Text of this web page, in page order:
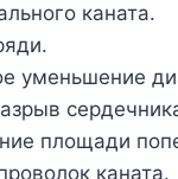
каната.
уменьшение
площади
каната.